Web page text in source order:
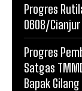
Progres
0608/Cianjur
Progres
Satgas
Bapak Gilang